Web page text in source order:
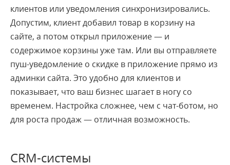
клиентов или уведомления синхронизировались.
Допустим, клиент добавил товар в корзину на
сайте, а потом открыл приложение — и
содержимое корзины уже там. Или вы отправляете
пуш-уведомление о скидке в приложение прямо из
админки сайта. Это удобно для клиентов и
показывает, что ваш бизнес шагает в ногу со
временем. Настройка сложнее, чем с чат-ботом, но
для роста продаж — отличная возможность.
CRM-системы